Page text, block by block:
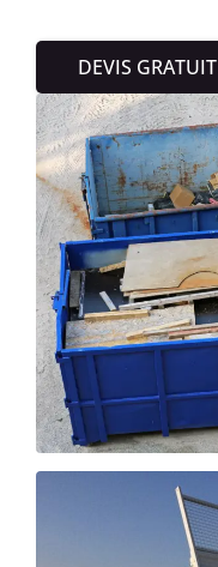
DEVIS GRATUIT